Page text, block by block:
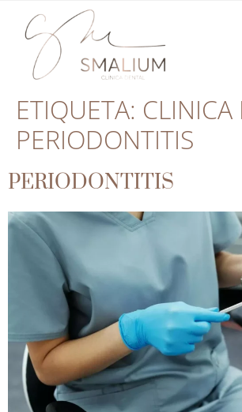
ETIQUETA:
PERIODONTITIS
PERIODONTITIS